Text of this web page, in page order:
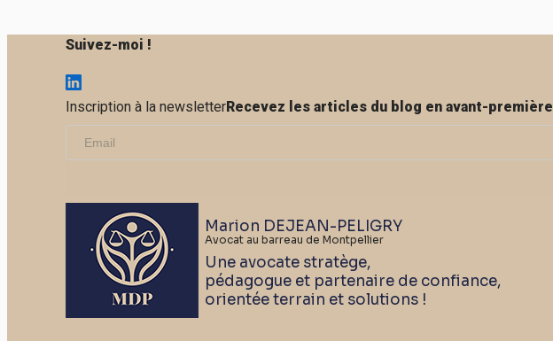
Suivez-moi !
Recevez les articles du blog en avant-première
Inscription à la newsletter
Marion DEJEAN-PELIGRY
Avocat au barreau de Montpellier
Une avocate stratège,
pédagogue et partenaire de confiance,
orientée terrain et solutions !